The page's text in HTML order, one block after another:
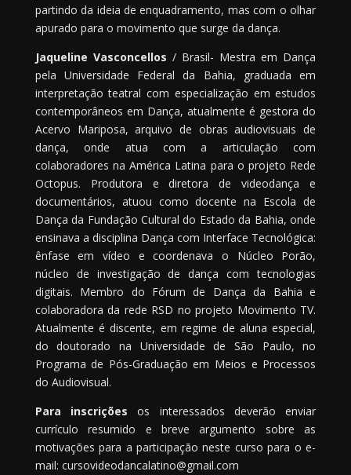
partindo da ideia de enquadramento, mas com o olhar
apurado para o movimento que surge da dança.
Jaqueline Vasconcellos / Brasil- Mestra em Dança
pela Universidade Federal da Bahia, graduada em
interpretação teatral com especialização em estudos
contemporâneos em Dança, atualmente é gestora do
Acervo Mariposa, arquivo de obras audiovisuais de
dança, onde atua com a articulação com
colaboradores na América Latina para o projeto Rede
Octopus. Produtora e diretora de videodança e
documentários, atuou como docente na Escola de
Dança da Fundação Cultural do Estado da Bahia, onde
ensinava a disciplina Dança com Interface Tecnológica:
ênfase em vídeo e coordenava o Núcleo Porão,
núcleo de investigação de dança com tecnologias
digitais. Membro do Fórum de Dança da Bahia e
colaboradora da rede RSD no projeto Movimento TV.
Atualmente é discente, em regime de aluna especial,
do doutorado na Universidade de São Paulo, no
Programa de Pós-Graduação em Meios e Processos
do Audiovisual.
Para inscrições os interessados deverão enviar
currículo resumido e breve argumento sobre as
motivações para a participação neste curso para o e-
mail: cursovideodancalatino@gmail.com